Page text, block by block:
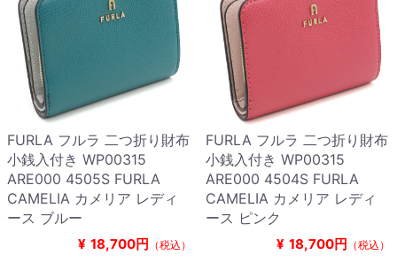
FURLA フルラ 二つ折り財布
小銭入付き WP00315
ARE000 4505S FURLA
CAMELIA カメリア レディ
ース ブルー
¥ 18,700円 （税込）
FURLA フルラ 二つ折り財布
小銭入付き WP00315
ARE000 4504S FURLA
CAMELIA カメリア レディ
ース ピンク
¥ 18,700円 （税込）